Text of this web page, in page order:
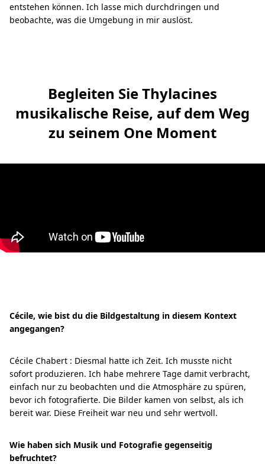
entstehen können. Ich lasse mich durchdringen und
beobachte, was die Umgebung in mir auslöst.
Begleiten Sie Thylacines
musikalische Reise, auf dem Weg
zu seinem One Moment
Cécile, wie bist du die Bildgestaltung in diesem Kontext
angegangen?
Cécile Chabert : Diesmal hatte ich Zeit. Ich musste nicht
sofort produzieren. Ich habe mehrere Tage damit verbracht,
einfach nur zu beobachten und die Atmosphäre zu spüren,
bevor ich fotografierte. Die Bilder kamen von selbst, als ich
bereit war. Diese Freiheit war neu und sehr wertvoll.
Wie haben sich Musik und Fotografie gegenseitig
befruchtet?